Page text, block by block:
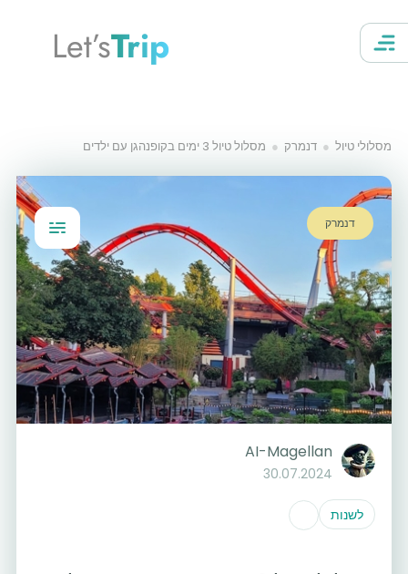
Let’sTrip
מסלולי טיול דנמרק מסלול טיול 3 ימים בקופנהגן עם ילדים
דנמרק
AI-Magellan
30.07.2024
לשנות